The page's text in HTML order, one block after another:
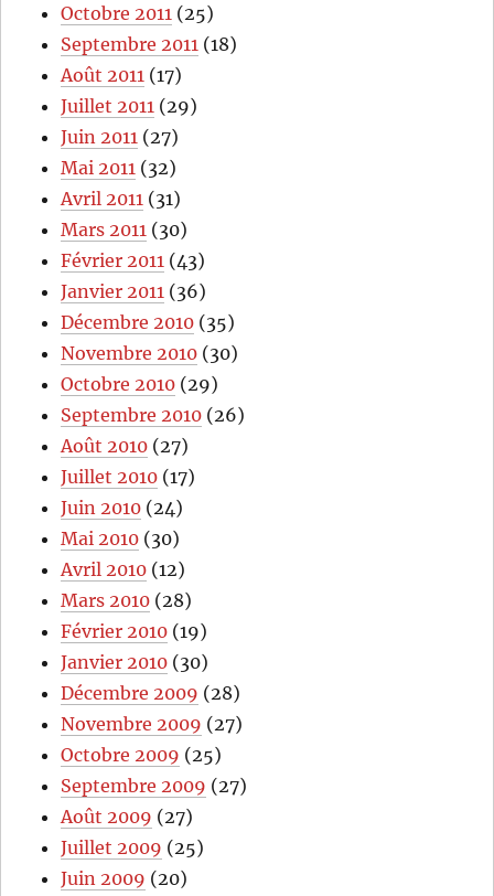
Octobre 2011 (25)
Septembre 2011 (18)
Août 2011 (17)
Juillet 2011 (29)
Juin 2011 (27)
Mai 2011 (32)
Avril 2011 (31)
Mars 2011 (30)
Février 2011 (43)
Janvier 2011 (36)
Décembre 2010 (35)
Novembre 2010 (30)
Octobre 2010 (29)
Septembre 2010 (26)
Août 2010 (27)
Juillet 2010 (17)
Juin 2010 (24)
Mai 2010 (30)
Avril 2010 (12)
Mars 2010 (28)
Février 2010 (19)
Janvier 2010 (30)
Décembre 2009 (28)
Novembre 2009 (27)
Octobre 2009 (25)
Septembre 2009 (27)
Août 2009 (27)
Juillet 2009 (25)
Juin 2009 (20)